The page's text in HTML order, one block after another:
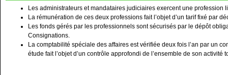
Les administrateurs et mandataires judiciaires exercent une profession
La rémunération de ces deux professions fait l’objet d’un tarif fixé par
Les fonds gérés par les professionnels sont sécurisés par le dépôt
Consignations.
La comptabilité spéciale des affaires est vérifiée deux fois l’an par un
étude fait l’objet d’un contrôle approfondi de l’ensemble de son activité